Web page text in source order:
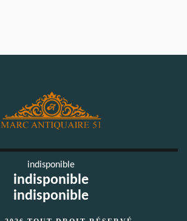
indisponible
indisponible
indisponible